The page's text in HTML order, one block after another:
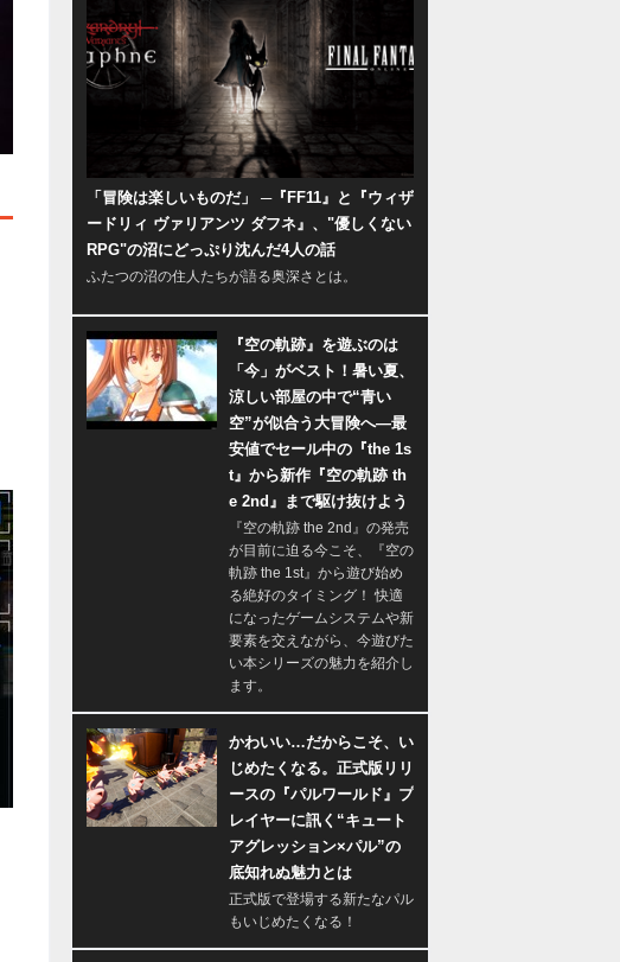
「冒険は楽しいものだ」 ─『FF11』と『ウィザ
ードリィ ヴァリアンツ ダフネ』、"優しくない
RPG"の沼にどっぷり沈んだ4人の話
ふたつの沼の住人たちが語る奥深さとは。
『空の軌跡』を遊ぶのは
「今」がベスト！暑い夏、
涼しい部屋の中で“青い
空”が似合う大冒険へ―最
安値でセール中の『the 1s
t』から新作『空の軌跡 th
e 2nd』まで駆け抜けよう
『空の軌跡 the 2nd』の発売
が目前に迫る今こそ、『空の
軌跡 the 1st』から遊び始め
る絶好のタイミング！ 快適
になったゲームシステムや新
要素を交えながら、今遊びた
い本シリーズの魅力を紹介し
ます。
かわいい…だからこそ、い
じめたくなる。正式版リリ
ースの『パルワールド』プ
レイヤーに訊く“キュート
アグレッション×パル”の
底知れぬ魅力とは
正式版で登場する新たなパル
もいじめたくなる！